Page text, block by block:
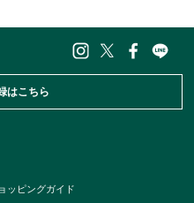
はこちら
ッピングガイド